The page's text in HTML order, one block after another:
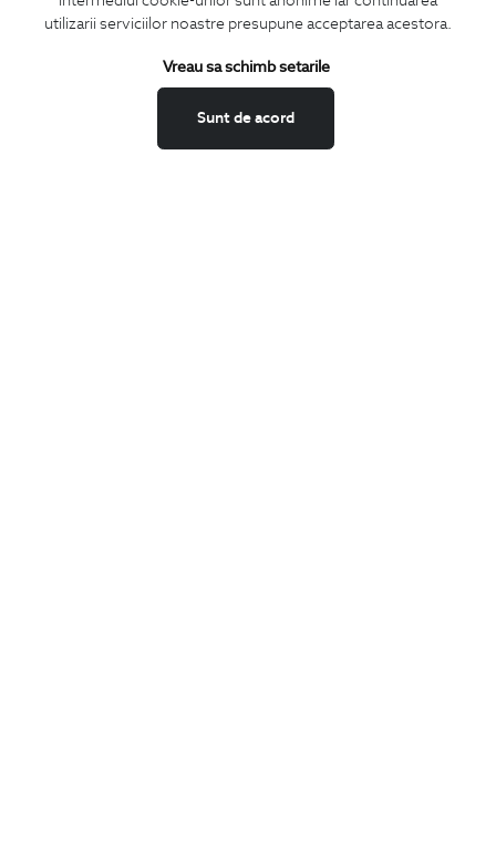
utilizarii serviciilor noastre presupune acceptarea acestora.
Sunt de acord
Vreau sa schimb setarile
Schimburi si retur
Securitatea datelor
Feedback site
ANPC
SOL